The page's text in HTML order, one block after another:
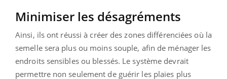
Minimiser les désagréments
Ainsi, ils ont réussi à créer des zones différenciées où la
semelle sera plus ou moins souple, afin de ménager les
endroits sensibles ou blessés. Le système devrait
permettre non seulement de guérir les plaies plus